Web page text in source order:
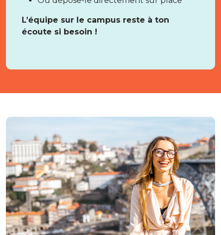
L’équipe sur le campus reste à ton
écoute si besoin !